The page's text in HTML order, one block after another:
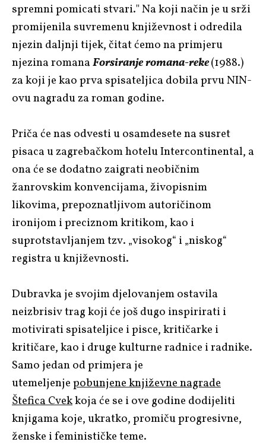
spremni pomicati stvari." Na koji način je u srži
promijenila suvremenu književnost i odredila
njezin daljnji tijek, čitat ćemo na primjeru
njezina romanaForsiranje romana-reke(1988.)
za koji je kao prva spisateljica dobila prvu NIN-
ovu nagradu za roman godine.
Priča će nas odvesti u osamdesete na susret
pisaca u zagrebačkom hotelu Intercontinental, a
ona će se dodatno zaigrati neobičnim
žanrovskim konvencijama, živopisnim
likovima, prepoznatljivom autoričinom
ironijom i preciznom kritikom, kao i
suprotstavljanjem tzv. „visokog“ i „niskog“
registra u književnosti.
Dubravka je svojim djelovanjem ostavila
neizbrisiv trag koji će još dugo inspirirati i
motivirati spisateljice i pisce, kritičarke i
kritičare, kao i druge kulturne radnice i radnike.
Samo jedan od primjera je
utemeljenjepobunjene književne nagrade
Štefica Cvekkoja će se i ove godine dodijeliti
knjigama koje, ukratko, promiču progresivne,
ženske i feminističke teme.